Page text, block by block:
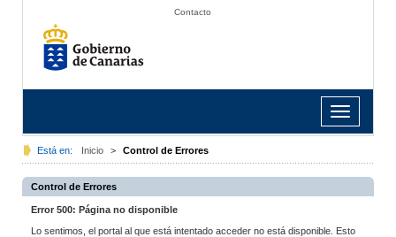
Contacto
Toggle
navigation
Está en: Inicio > Control de Errores
Control de Errores
Error 500: Página no disponible
Lo sentimos, el portal al que está intentado acceder no está disponible. Esto